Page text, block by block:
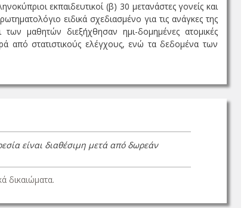
εκπαιδευτικοί (β) 30 μετανάστες γονείς και
ειδικά σχεδιασμένο για τις ανάγκες της
μαθητών διεξήχθησαν ημι-δομημένες ατομικές
από στατιστικούς ελέγχους, ενώ τα δεδομένα των
είναι διαθέσιμη μετά από δωρεάν
δικαιώματα.